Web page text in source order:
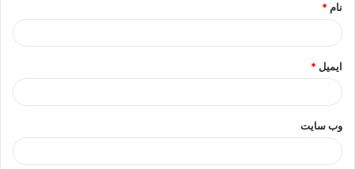
نام *
ایمیل *
وب‌ سایت